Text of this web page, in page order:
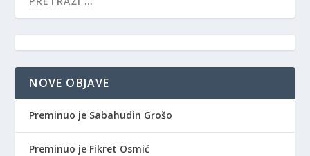
NOVE OBJAVE
Preminuo je Sabahudin Grošo
Preminuo je Fikret Osmić